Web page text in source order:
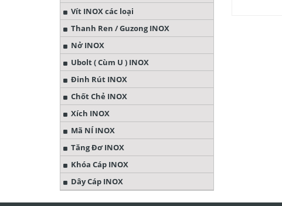
Vít INOX các loại
Thanh Ren / Guzong INOX
Nở INOX
Ubolt ( Cùm U ) INOX
Đinh Rút INOX
Chốt Chẻ INOX
Xích INOX
Mã NÍ INOX
Tăng Đơ INOX
Khóa Cáp INOX
Dây Cáp INOX